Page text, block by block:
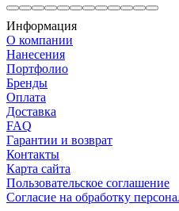
Информация
О компании
Нанесения
Портфолио
Бренды
Оплата
Доставка
FAQ
Гарантии и возврат
Контакты
Карта сайта
Пользовательское соглашение
Согласие на обработку